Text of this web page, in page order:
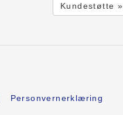
Kundestøtte »
Personvernerklæring